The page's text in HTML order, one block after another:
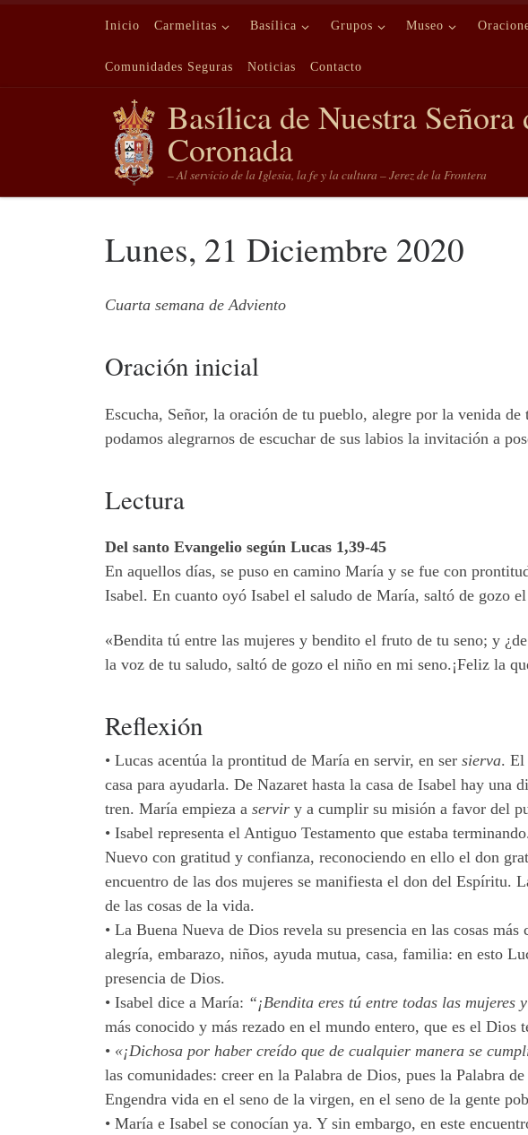
Saltar al contenido
Inicio Carmelitas Basílica Grupos Museo
Comunidades Seguras Noticias Contacto
Basílica de Nuestra
Coronada
– Al servicio de la Iglesia, la fe y la cultura – Jerez de la Frontera
Lunes, 21 Diciembre 2020
Cuarta semana de Adviento
Oración inicial
Escucha, Señor, la oración de tu pueblo, alegre por la venida
podamos alegrarnos de escuchar de sus labios la invitación a
Lectura
Del santo Evangelio según Lucas 1,39-45
En aquellos días, se puso en camino María y se fue con
Isabel. En cuanto oyó Isabel el saludo de María, saltó de gozo
«Bendita tú entre las mujeres y bendito el fruto de tu seno; y
la voz de tu saludo, saltó de gozo el niño en mi seno.¡Feliz la
Reflexión
• Lucas acentúa la prontitud de María en servir, en ser sierva. El
casa para ayudarla. De Nazaret hasta la casa de Isabel hay
tren. María empieza a servir y a cumplir su misión a favor del
• Isabel representa el Antiguo Testamento que estaba
Nuevo con gratitud y confianza, reconociendo en ello el don
encuentro de las dos mujeres se manifiesta el don del Espíritu.
de las cosas de la vida.
• La Buena Nueva de Dios revela su presencia en las cosas
alegría, embarazo, niños, ayuda mutua, casa, familia: en esto
presencia de Dios.
• Isabel dice a María: “¡Bendita eres tú entre todas las
más conocido y más rezado en el mundo entero, que es el Dios
• «¡Dichosa por haber creído que de cualquier manera se
las comunidades: creer en la Palabra de Dios, pues la Palabra
Engendra vida en el seno de la virgen, en el seno de la gente
• María e Isabel se conocían ya. Y sin embargo, en este